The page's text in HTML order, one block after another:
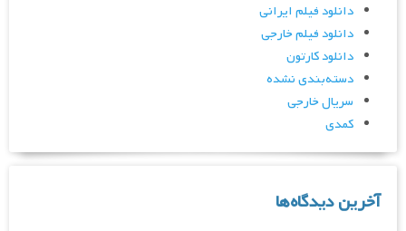
دانلود فیلم ایرانی
دانلود فیلم خارجی
دانلود کارتون
دسته‌بندی نشده
سریال خارجی
کمدی
آخرین دیدگاه‌ها